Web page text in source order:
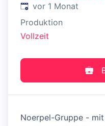
Veröffentlicht:
vor 1 Monat
Produktion
Vollzeit
Noerpel-Gruppe -